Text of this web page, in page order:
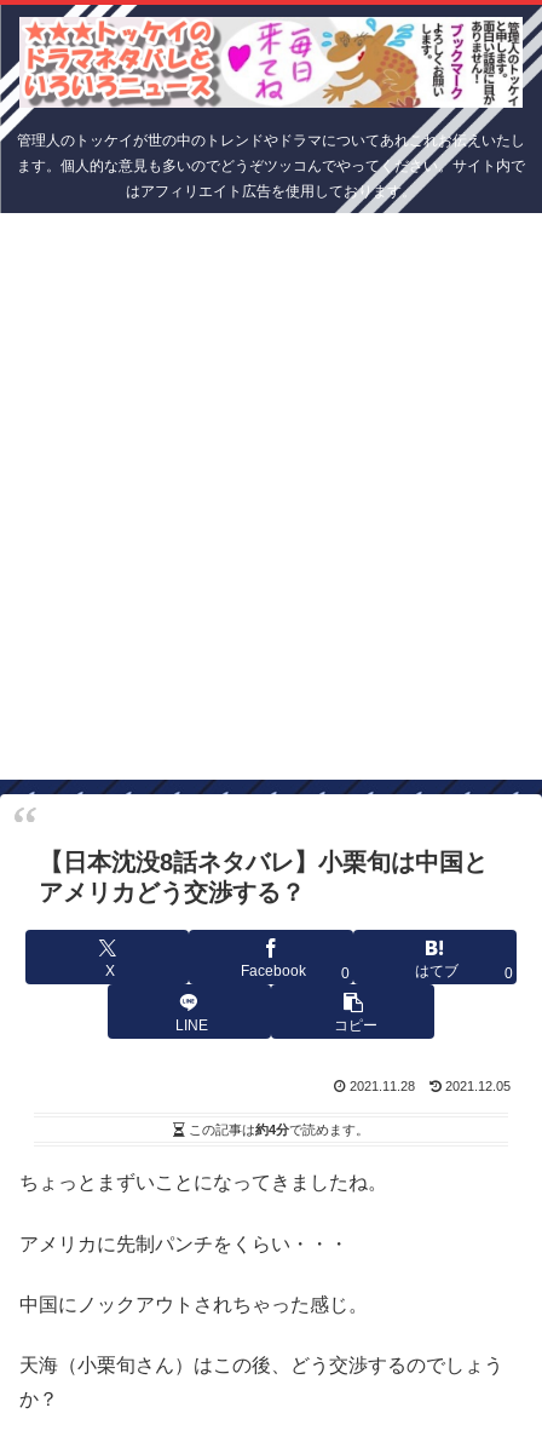
管理人のトッケイが世の中のトレンドやドラマについてあれこれお伝えいたし
ます。個人的な意見も多いのでどうぞツッコんでやってください。サイト内で
はアフィリエイト広告を使用しております。
【日本沈没8話ネタバレ】小栗旬は中国と
アメリカどう交渉する？
X Facebook 0 はてブ 0
LINE コピー
2021.11.28 2021.12.05
この記事は約4分で読めます。
ちょっとまずいことになってきましたね。
アメリカに先制パンチをくらい・・・
中国にノックアウトされちゃった感じ。
天海（小栗旬さん）はこの後、どう交渉するのでしょう
か？